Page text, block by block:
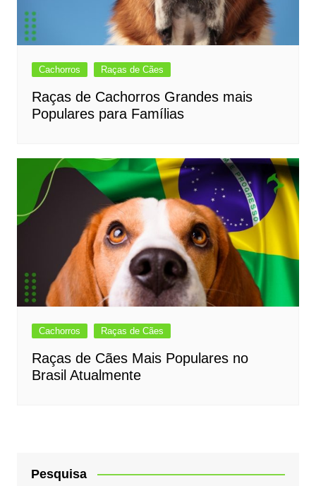
Cachorros Raças de Cães
Raças de Cachorros Grandes mais
Populares para Famílias
Cachorros Raças de Cães
Raças de Cães Mais Populares no
Brasil Atualmente
Pesquisa